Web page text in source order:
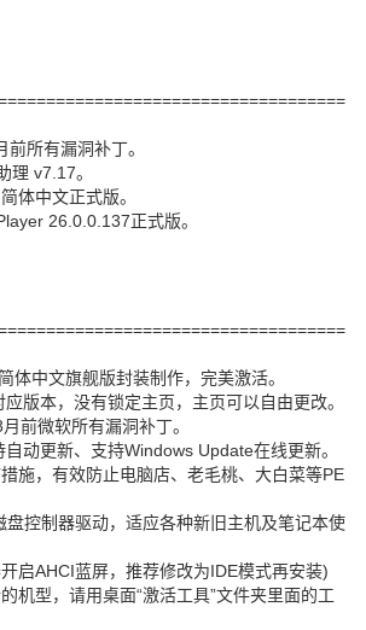
所有漏洞补丁。
理 v7.17。
体中文正式版。
26.0.0.137正式版。
体中文旗舰版封装制作，完美激活。
版本，没有锁定主页，主页可以自由更改。
前微软所有漏洞补丁。
动更新、支持Windows Update在线更新。
施，有效防止电脑店、老毛桃、大白菜等PE
盘控制器驱动，适应各种新旧主机及笔记本使
启AHCI蓝屏，推荐修改为IDE模式再安装)
机型，请用桌面“激活工具”文件夹里面的工